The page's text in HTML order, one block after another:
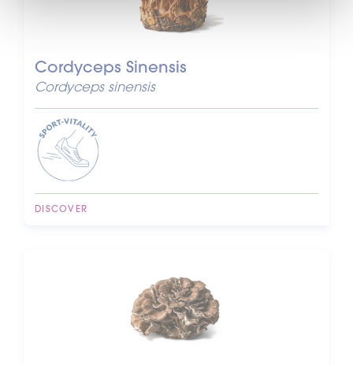
Cordyceps Sinensis
Cordyceps sinensis
DISCOVER